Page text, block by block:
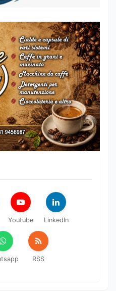
Youtube LinkedIn
RSS